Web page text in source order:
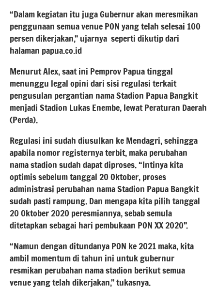
“Dalam kegiatan itu juga Gubernur akan meresmikan
penggunaan semua venue PON yang telah selesai 100
persen dikerjakan,” ujarnya seperti dikutip dari
halaman papua.co.id
Menurut Alex, saat ini Pemprov Papua tinggal
menunggu legal opini dari sisi regulasi terkait
pengusulan pergantian nama Stadion Papua Bangkit
menjadi Stadion Lukas Enembe, lewat Peraturan Daerah
(Perda).
Regulasi ini sudah diusulkan ke Mendagri, sehingga
apabila nomor registernya terbit, maka perubahan
nama stadion sudah dapat diproses. “Intinya kita
optimis sebelum tanggal 20 Oktober, proses
administrasi perubahan nama Stadion Papua Bangkit
sudah pasti rampung. Dan mengapa kita pilih tanggal
20 Oktober 2020 peresmiannya, sebab semula
ditetapkan sebagai hari pembukaan PON XX 2020”.
“Namun dengan ditundanya PON ke 2021 maka, kita
ambil momentum di tahun ini untuk gubernur
resmikan perubahan nama stadion berikut semua
venue yang telah dikerjakan,” tukasnya.